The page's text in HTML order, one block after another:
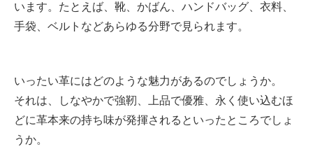
います。たとえば、靴、かばん、ハンドバッグ、衣料、
手袋、ベルトなどあらゆる分野で見られます。
いったい革にはどのような魅力があるのでしょうか。
それは、しなやかで強靭、上品で優雅、永く使い込むほ
どに革本来の持ち味が発揮されるといったところでしょ
うか。